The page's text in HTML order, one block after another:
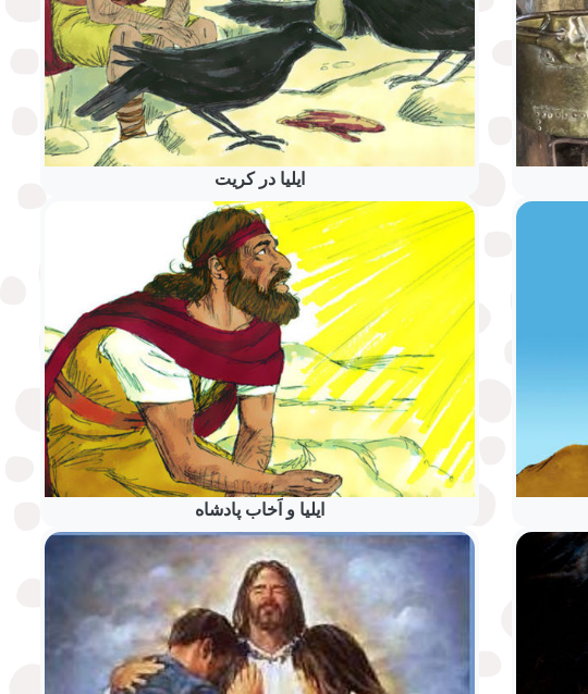
ایلیا در کریت
ایلیا و اَخاب پادشاه